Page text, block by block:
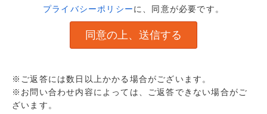
プライバシーポリシーに、同意が必要です。
※ご返答には数日以上かかる場合がございます。
※お問い合わせ内容によっては、ご返答できない場合がご
ざいます。